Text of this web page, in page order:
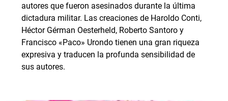
autores que fueron asesinados durante la última
dictadura militar. Las creaciones de Haroldo Conti,
Héctor Gérman Oesterheld, Roberto Santoro y
Francisco «Paco» Urondo tienen una gran riqueza
expresiva y traducen la profunda sensibilidad de
sus autores.